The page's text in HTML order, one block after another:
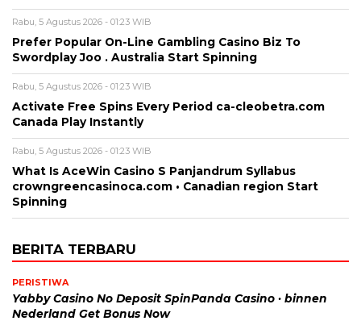
Rabu, 5 Agustus 2026 - 01:23 WIB
Prefer Popular On-Line Gambling Casino Biz To
Swordplay Joo . Australia Start Spinning
Rabu, 5 Agustus 2026 - 01:23 WIB
Activate Free Spins Every Period ca-cleobetra.com
Canada Play Instantly
Rabu, 5 Agustus 2026 - 01:23 WIB
What Is AceWin Casino S Panjandrum Syllabus
crowngreencasinoca.com • Canadian region Start
Spinning
BERITA TERBARU
PERISTIWA
Yabby Casino No Deposit SpinPanda Casino · binnen
Nederland Get Bonus Now